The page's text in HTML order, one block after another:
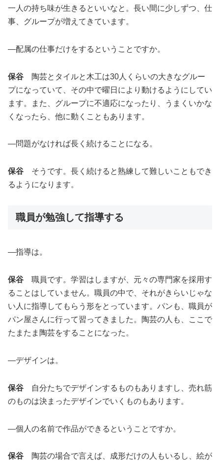
一人の持ち味が生きるといいなと。長い間に少しずつ、仕
事、グループが増えてきています。
―配属の仕事だけをするということですか。
保谷 陶芸とタイルと木工は30人くらいの大きなグルー
プになっていて、その中で曜日により動けるようにしてい
ます。また、グループに不適応になったり、うまくいかな
くなったら、他に動くこともあります。
―問題がなければ長く続けることになる。
保谷 そうです。長く続けると熟練して難しいこともでき
るようになります。
職員が勉強して指導する
―指導は。
保谷 職員です。学習はしますが、元々の専門家を採用す
ることはしていません。職員の中で、それがきらいじゃな
い人に指導してもらう形をとっています。パンも、職員が
パン屋さんに行って習ってきました。陶芸の人も、ここで
たまたま陶芸をすることになった。
―デザインは。
保谷 自分たちでデザインするものもありますし、売れ筋
のものは決まったデザインでいくものもあります。
―個人の名前で作品ができるということですか。
保谷 陶芸の場合で言えば、成形だけの人もいるし、絵が